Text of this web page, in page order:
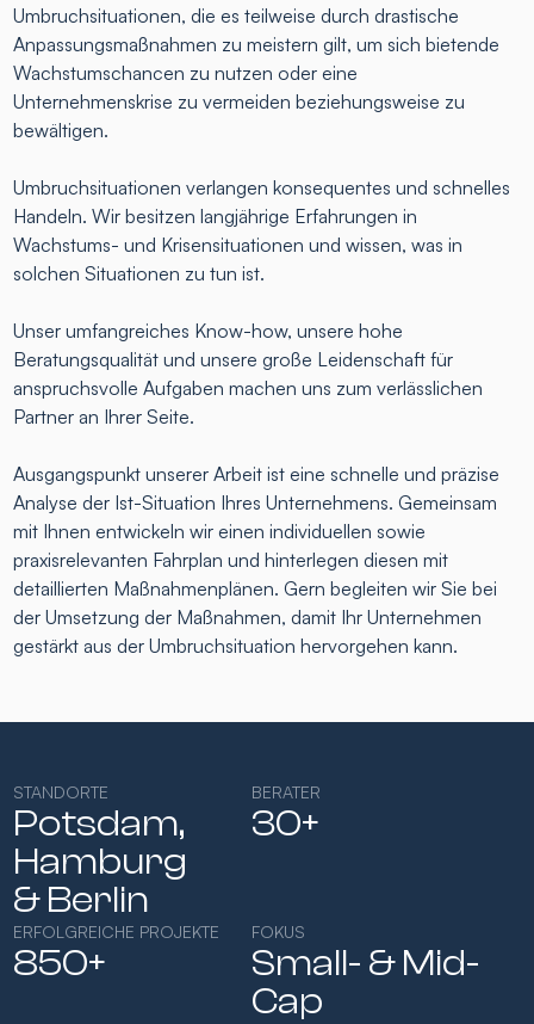
Umbruchsituationen, die es teilweise durch drastische
Anpassungsmaßnahmen zu meistern gilt, um sich bietende
Wachstumschancen zu nutzen oder eine
Unternehmenskrise zu vermeiden beziehungsweise zu
bewältigen.
Umbruchsituationen verlangen konsequentes und schnelles
Handeln. Wir besitzen langjährige Erfahrungen in
Wachstums- und Krisensituationen und wissen, was in
solchen Situationen zu tun ist.
Unser umfangreiches Know-how, unsere hohe
Beratungsqualität und unsere große Leidenschaft für
anspruchsvolle Aufgaben machen uns zum verlässlichen
Partner an Ihrer Seite.
Ausgangspunkt unserer Arbeit ist eine schnelle und präzise
Analyse der Ist-Situation Ihres Unternehmens. Gemeinsam
mit Ihnen entwickeln wir einen individuellen sowie
praxisrelevanten Fahrplan und hinterlegen diesen mit
detaillierten Maßnahmenplänen. Gern begleiten wir Sie bei
der Umsetzung der Maßnahmen, damit Ihr Unternehmen
gestärkt aus der Umbruchsituation hervorgehen kann.
STANDORTE
Potsdam,
Hamburg​
& Berlin
BERATER
30+
ERFOLGREICHE PROJEKTE
850+
FOKUS
Small- & Mid-
Cap​